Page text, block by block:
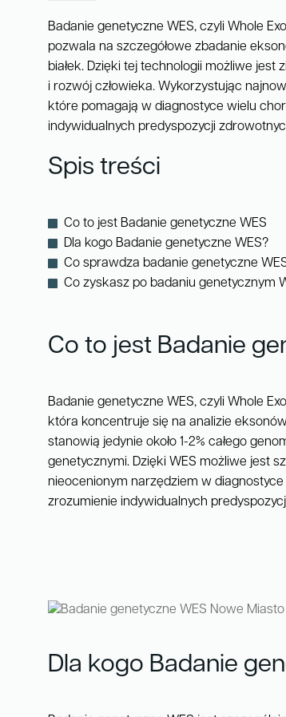
Badanie genetyczne WES, czyli Whole
pozwala na szczegółowe zbadanie
białek. Dzięki tej technologii możliwe
i rozwój człowieka. Wykorzystując
które pomagają w diagnostyce wielu
indywidualnych predyspozycji
Spis treści
Co to jest Badanie genetyczne WES
Dla kogo Badanie genetyczne WES?
Co sprawdza badanie genetyczne
Co zyskasz po badaniu genetycznym
Co to jest Badanie
Badanie genetyczne WES, czyli Whole
która koncentruje się na analizie
stanowią jedynie około 1-2% całego
genetycznymi. Dzięki WES możliwe jest
nieocenionym narzędziem w
zrozumienie indywidualnych
Dla kogo Badanie